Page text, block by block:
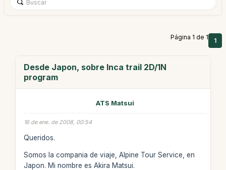
Página 1 de 1 1
Desde Japon, sobre Inca trail 2D/1N
program
ATS Matsui
16 de ene. de 2008, 00:54
Queridos.
Somos la compania de viaje, Alpine Tour Service, en
Japon. Mi nombre es Akira Matsui.